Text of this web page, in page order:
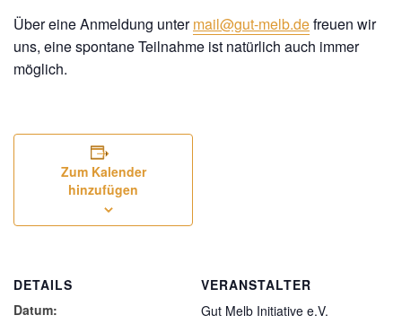
Über eineAnmeldung untermail@gut-melb.defreuen wir
uns, eine spontane Teilnahme ist natürlich auch immer
möglich.
Zum Kalender
hinzufügen
DETAILS
Datum:
VERANSTALTER
Gut Melb Initiative e.V.